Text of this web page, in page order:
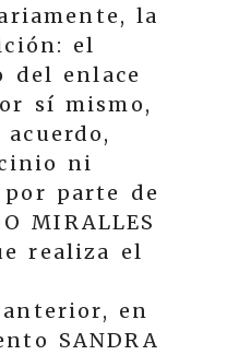
la
el
del enlace
sí mismo,
ni
por parte de
MIRALLES
realiza el
en
SANDRA